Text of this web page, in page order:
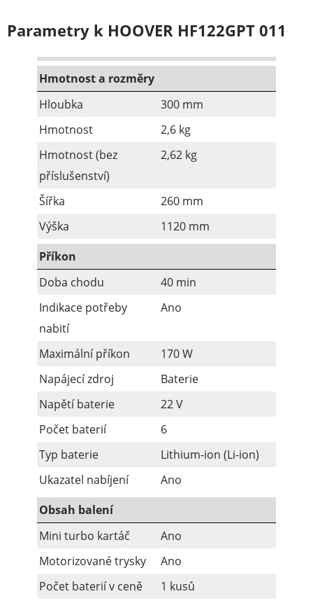
Parametry k HOOVER HF122GPT 011
Hmotnost a rozměry
Hloubka
300 mm
Hmotnost
2,6 kg
Hmotnost (bez
příslušenství)
2,62 kg
Šířka
260 mm
Výška
1120 mm
Příkon
Doba chodu
40 min
Indikace potřeby
nabití
Ano
Maximální příkon
170 W
Napájecí zdroj
Baterie
Napětí baterie
22 V
Počet baterií
6
Typ baterie
Lithium-ion (Li-ion)
Ukazatel nabíjení
Ano
Obsah balení
Mini turbo kartáč
Ano
Motorizované trysky
Ano
Počet baterií v ceně
1 kusů